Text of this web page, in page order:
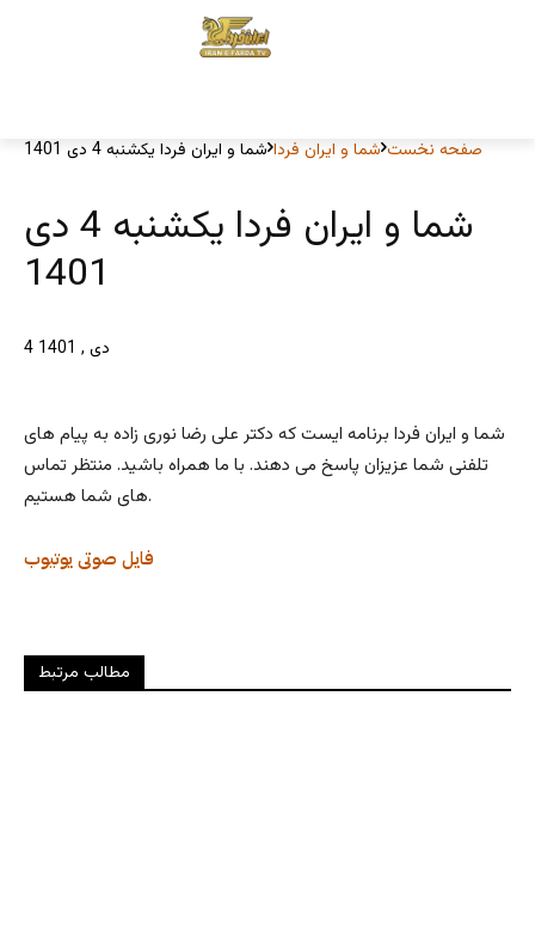
صفحه نخست شما و ایران فردا شما و ایران فردا یکشنبه 4 دی 1401
شما و ایران فردا یکشنبه 4 دی
1401
4 دی , 1401
شما و ایران فردا برنامه ایست که دکتر علی رضا نوری زاده به پیام های
تلفنی شما عزیزان پاسخ می دهند. با ما همراه باشید. منتظر تماس
های شما هستیم.
یوتیوب فایل صوتی
مطالب مرتبط